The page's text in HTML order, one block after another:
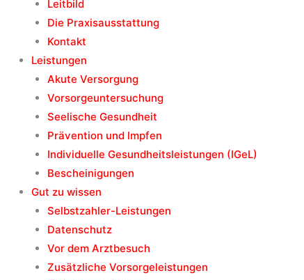
Leitbild
Die Praxisausstattung
Kontakt
Leistungen
Akute Versorgung
Vorsorgeuntersuchung
Seelische Gesundheit
Prävention und Impfen
Individuelle Gesundheitsleistungen (IGeL)
Bescheinigungen
Gut zu wissen
Selbstzahler-Leistungen
Datenschutz
Vor dem Arztbesuch
Zusätzliche Vorsorgeleistungen